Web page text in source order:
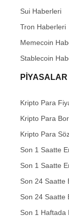
Sui Haberleri
Tron Haberleri
Memecoin
Stablecoin
PIYASALAR
Kripto Para
Kripto Para
Kripto Para
Son 1 Saatte
Son 1 Saatte
Son 24 Saatte
Son 24 Saatte
Son 1 Haftada